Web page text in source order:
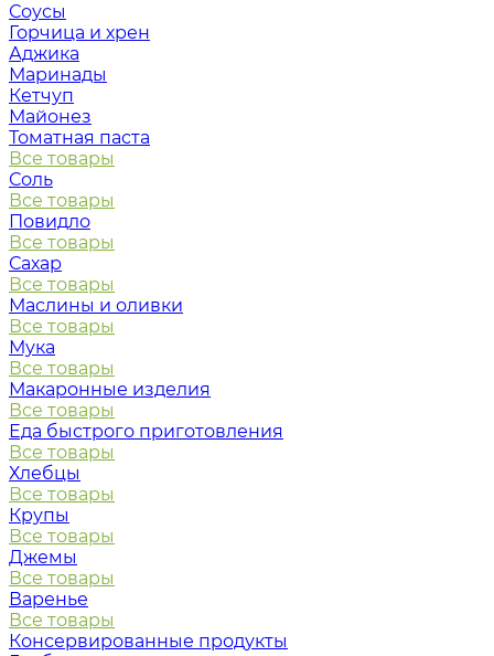
Соусы
Горчица и хрен
Аджика
Маринады
Кетчуп
Майонез
Томатная паста
Все товары
Соль
Все товары
Повидло
Все товары
Сахар
Все товары
Маслины и оливки
Все товары
Мука
Все товары
Макаронные изделия
Все товары
Еда быстрого приготовления
Все товары
Хлебцы
Все товары
Крупы
Все товары
Джемы
Все товары
Варенье
Все товары
Консервированные продукты